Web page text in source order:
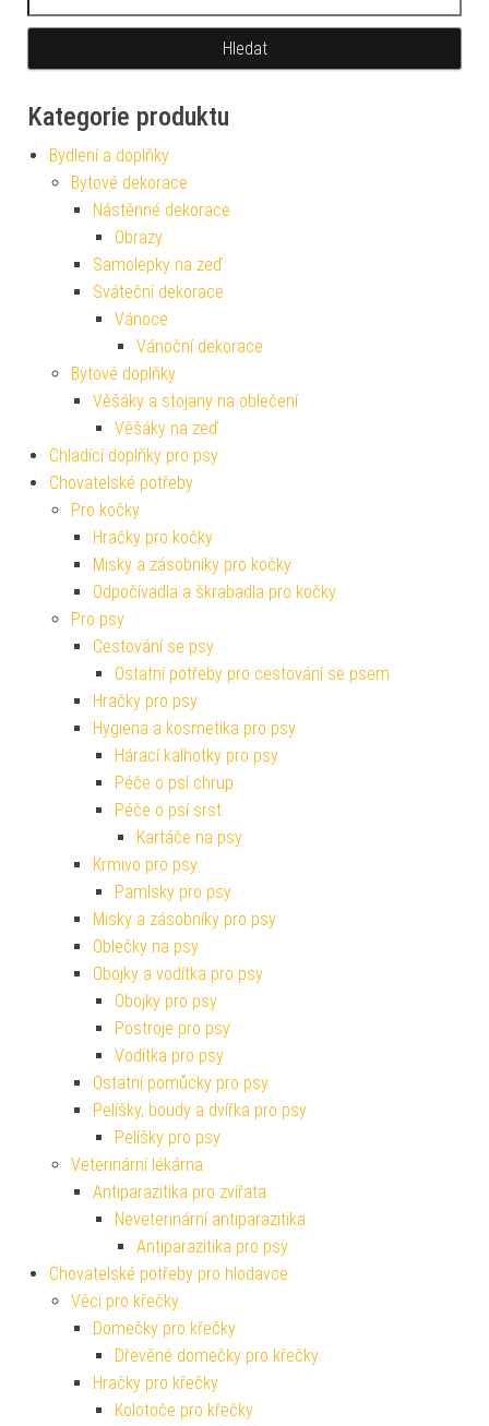
Kategorie produktu
Bydlení a doplňky
Bytové dekorace
Nástěnné dekorace
Obrazy
Samolepky na zeď
Sváteční dekorace
Vánoce
Vánoční dekorace
Bytové doplňky
Věšáky a stojany na oblečení
Věšáky na zeď
Chladící doplňky pro psy
Chovatelské potřeby
Pro kočky
Hračky pro kočky
Misky a zásobníky pro kočky
Odpočívadla a škrabadla pro kočky
Pro psy
Cestování se psy
Ostatní potřeby pro cestování se psem
Hračky pro psy
Hygiena a kosmetika pro psy
Hárací kalhotky pro psy
Péče o psí chrup
Péče o psí srst
Kartáče na psy
Krmivo pro psy
Pamlsky pro psy
Misky a zásobníky pro psy
Oblečky na psy
Obojky a vodítka pro psy
Obojky pro psy
Postroje pro psy
Vodítka pro psy
Ostatní pomůcky pro psy
Pelíšky, boudy a dvířka pro psy
Pelíšky pro psy
Veterinární lékárna
Antiparazitika pro zvířata
Neveterinární antiparazitika
Antiparazitika pro psy
Chovatelské potřeby pro hlodavce
Věci pro křečky
Domečky pro křečky
Dřevěné domečky pro křečky
Hračky pro křečky
Kolotoče pro křečky